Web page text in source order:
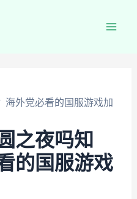
海外党必看的国服游戏加
之夜吗知
的国服游戏